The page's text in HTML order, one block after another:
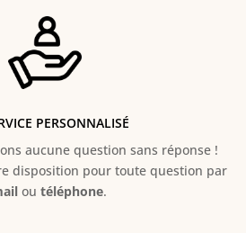
PERSONNALISÉ
question sans réponse !
disposition pour toute question par
ou téléphone.